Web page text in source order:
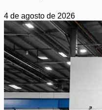
4 de agosto de 2026